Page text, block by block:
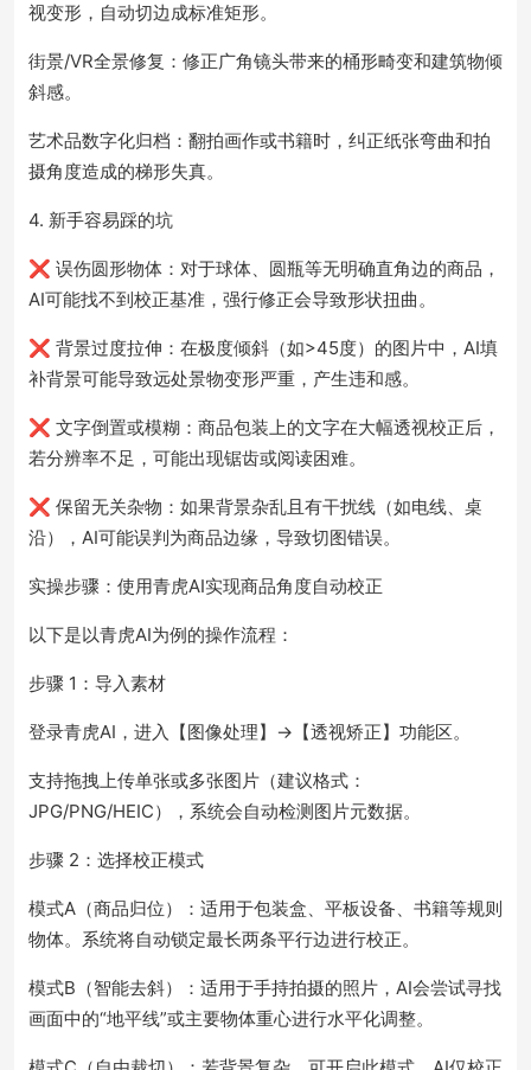
视变形，自动切边成标准矩形。
街景/VR全景修复：修正广角镜头带来的桶形畸变和建筑物倾
斜感。
艺术品数字化归档：翻拍画作或书籍时，纠正纸张弯曲和拍
摄角度造成的梯形失真。
4. 新手容易踩的坑
❌ 误伤圆形物体：对于球体、圆瓶等无明确直角边的商品，
AI可能找不到校正基准，强行修正会导致形状扭曲。
❌ 背景过度拉伸：在极度倾斜（如>45度）的图片中，AI填
补背景可能导致远处景物变形严重，产生违和感。
❌ 文字倒置或模糊：商品包装上的文字在大幅透视校正后，
若分辨率不足，可能出现锯齿或阅读困难。
❌ 保留无关杂物：如果背景杂乱且有干扰线（如电线、桌
沿），AI可能误判为商品边缘，导致切图错误。
实操步骤：使用青虎AI实现商品角度自动校正
以下是以青虎AI为例的操作流程：
步骤 1：导入素材
登录青虎AI，进入【图像处理】→【透视矫正】功能区。
支持拖拽上传单张或多张图片（建议格式：
JPG/PNG/HEIC），系统会自动检测图片元数据。
步骤 2：选择校正模式
模式A（商品归位）：适用于包装盒、平板设备、书籍等规则
物体。系统将自动锁定最长两条平行边进行校正。
模式B（智能去斜）：适用于手持拍摄的照片，AI会尝试寻找
画面中的“地平线”或主要物体重心进行水平化调整。